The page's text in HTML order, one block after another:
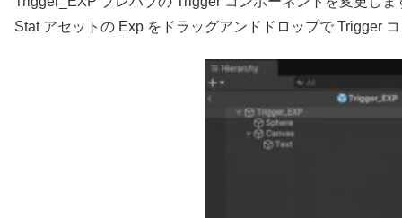
Stat アセットの Exp をドラッグアンドドロップで Trigger